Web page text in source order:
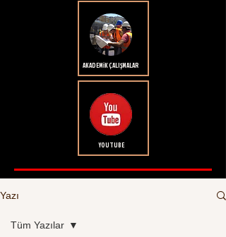
AKADEMİK ÇALIŞMALAR
YOUTUBE
Yazı
Tüm Yazılar